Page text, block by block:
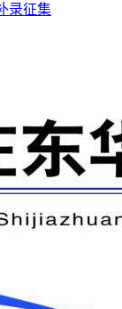
录征集